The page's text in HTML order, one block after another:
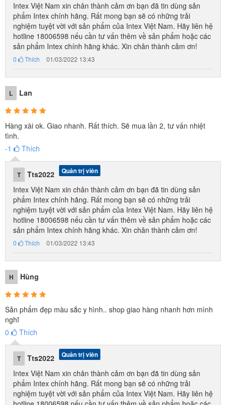
Thành củabể bơi cho bé được làm từ chất liệu PVC cao cấp, rất
dày dặn và cực kỳ bền bỉ cho nhiều năm sử dụng.
Intex Việt Nam xin chân thành cảm ơn bạn đã tin dùng sản
phẩm Intex chính hãng. Rất mong bạn sẽ có những trải
nghiệm tuyệt vời với sản phẩm của Intex Việt Nam. Hãy liên hệ
hotline 18006598 nếu cần tư vấn thêm về sản phẩm hoặc các
sản phẩm Intex chính hãng khác. Xin chân thành cảm ơn!
0 Thích 01/03/2022 13:43
L Lan
Hàng xài ok. Giao nhanh. Rất thích. Sẽ mua lần 2, tư vấn nhiệt
tình.
-1
Thích
T Tts2022 Quản trị viên
Intex Việt Nam xin chân thành cảm ơn bạn đã tin dùng sản
phẩm Intex chính hãng. Rất mong bạn sẽ có những trải
nghiệm tuyệt vời với sản phẩm của Intex Việt Nam. Hãy liên hệ
hotline 18006598 nếu cần tư vấn thêm về sản phẩm hoặc các
sản phẩm Intex chính hãng khác. Xin chân thành cảm ơn!
0 Thích 01/03/2022 13:43
H Hùng
Sản phẩm đẹp màu sắc y hình.. shop giao hàng nhanh hơn mình
nghĩ
0
Thích
T Tts2022 Quản trị viên
Intex Việt Nam xin chân thành cảm ơn bạn đã tin dùng sản
phẩm Intex chính hãng. Rất mong bạn sẽ có những trải
nghiệm tuyệt vời với sản phẩm của Intex Việt Nam. Hãy liên hệ